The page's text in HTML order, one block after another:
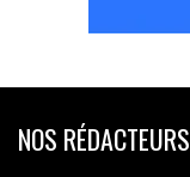
NOS RÉDACTEURS